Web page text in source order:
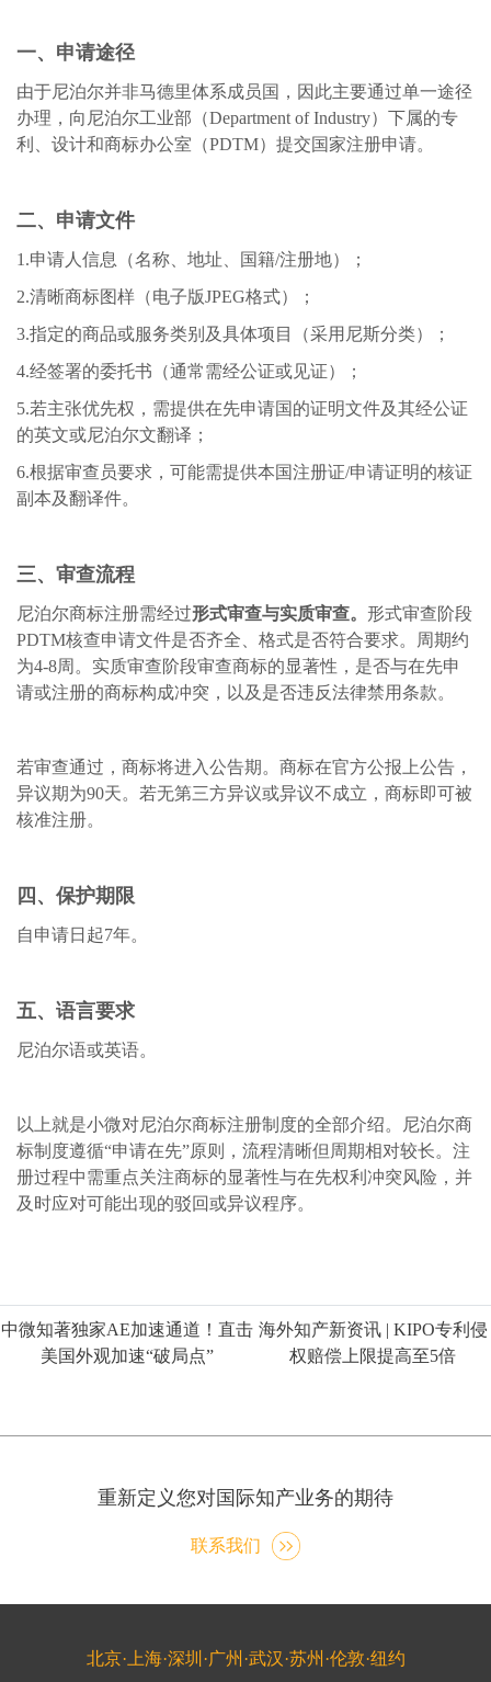
一、申请途径
由于尼泊尔并非马德里体系成员国，因此主要通过单一途径
办理 ， 向尼泊尔工业部（Department of Industry）下属的专
利、设计和商标办公室（PDTM）提交国家注册申请。
二、申请文件
1.申请人信息（名称、地址、国籍/注册地）；
2.清晰商标图样（电子版JPEG格式）；
3.指定的商品或服务类别及具体项目（采用尼斯分类）；
4.经签署的委托书（通常需经公证或见证）；
5.若主张优先权，需提供在先申请国的证明文件及其经公证
的英文或尼泊尔文翻译；
6.根据审查员要求，可能需提供本国注册证/申请证明的核证
副本及翻译件。
三、审查流程
尼泊尔商标注册需经过形式审查与实质审查。 形式审查阶段
PDTM核查申请文件是否齐全、格式是否符合要求。周期约
为4-8周。实质审查阶段审查商标的显著性，是否与在先申
请或注册的商标构成冲突，以及是否违反法律禁用条款。
若审查通过，商标将进入公告期。商标在官方公报上公告，
异议期为90天。若无第三方异议或异议不成立，商标即可被
核准注册。
四、保护期限
自申请日起7年。
五、语言要求
尼泊尔语或英语。
以上就是小微对尼泊尔商标注册制度的全部介绍。尼泊尔商
标制度遵循“申请在先”原则，流程清晰但周期相对较长。注
册过程中需重点关注商标的显著性与在先权利冲突风险，并
及时应对可能出现的驳回或异议程序。
中微知著独家AE加速通道！直击
美国外观加速“破局点”
海外知产新资讯 | KIPO专利侵
权赔偿上限提高至5倍
重新定义您对国际知产业务的期待
联系我们
北京·上海·深圳·广州·武汉·苏州·伦敦·纽约